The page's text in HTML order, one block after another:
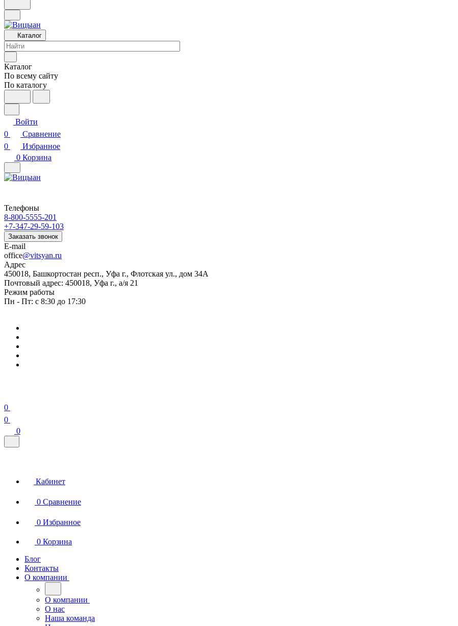
Каталог
Каталог
По всему сайту
По каталогу
Войти
0
Сравнение
0
Избранное
0 Корзина
Телефоны
8-800-5555-201
+7-347-29-59-103
Заказать звонок
E-mail
office@vitsyan.ru
Адрес
450018, Башкортостан респ., Уфа г., Флотская ул., дом 34А
Почтовый адрес: 450018, Уфа г., а/я 21
Режим работы
Пн - Пт: с 8:30 до 17:30
0
0
0
Кабинет
0 Сравнение
0 Избранное
0 Корзина
Блог
Контакты
О компании
О компании
О нас
Наша команда